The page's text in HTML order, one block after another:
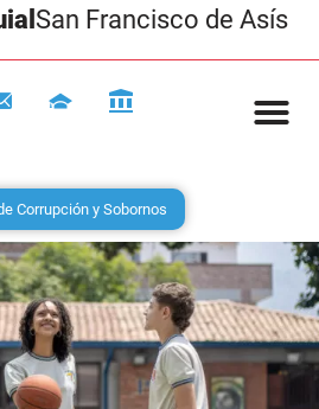
San Francisco de Asís
Corrupción y Sobornos